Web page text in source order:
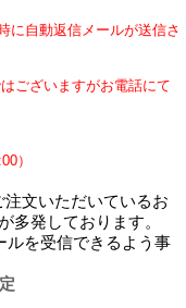
に自動返信メールが送信さ
ございますがお電話にて
）
文いただいているお
多発しております。
ルを受信できるよう事